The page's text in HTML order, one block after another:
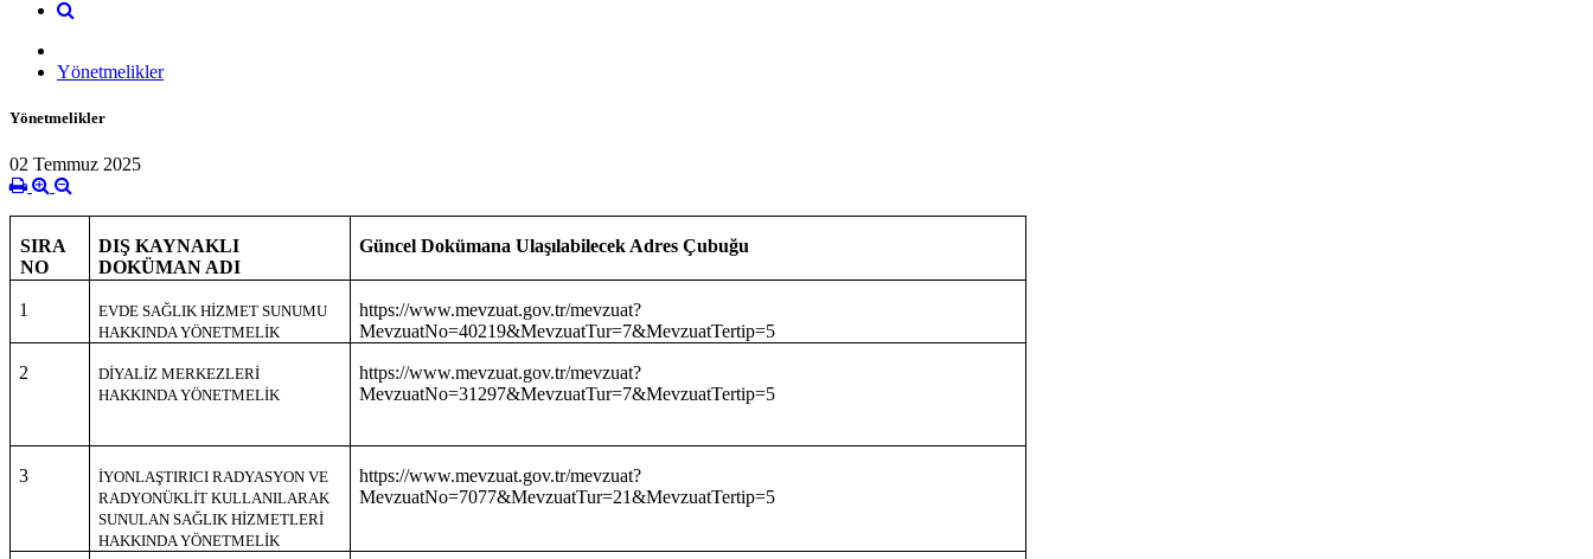
Yönetmelikler
Yönetmelikler
02 Temmuz 2025
SIRA
NO
DIŞ KAYNAKLI
DOKÜMAN ADI
Güncel Dokümana Ulaşılabilecek Adres Çubuğu
1
EVDE SAĞLIK HİZMET SUNUMU
HAKKINDA YÖNETMELİK
https://www.mevzuat.gov.tr/mevzuat?
MevzuatNo=40219&MevzuatTur=7&MevzuatTertip=5
2
DİYALİZ MERKEZLERİ
HAKKINDA YÖNETMELİK
https://www.mevzuat.gov.tr/mevzuat?
MevzuatNo=31297&MevzuatTur=7&MevzuatTertip=5
3
İYONLAŞTIRICI RADYASYON VE
RADYONÜKLİT KULLANILARAK
SUNULAN SAĞLIK HİZMETLERİ
HAKKINDA YÖNETMELİK
https://www.mevzuat.gov.tr/mevzuat?
MevzuatNo=7077&MevzuatTur=21&MevzuatTertip=5